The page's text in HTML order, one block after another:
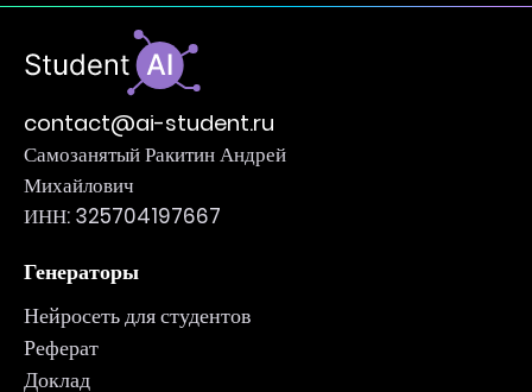
contact@ai-student.ru
Самозанятый Ракитин Андрей
Михайлович
ИНН: 325704197667
Генераторы
Нейросеть для студентов
Реферат
Доклад